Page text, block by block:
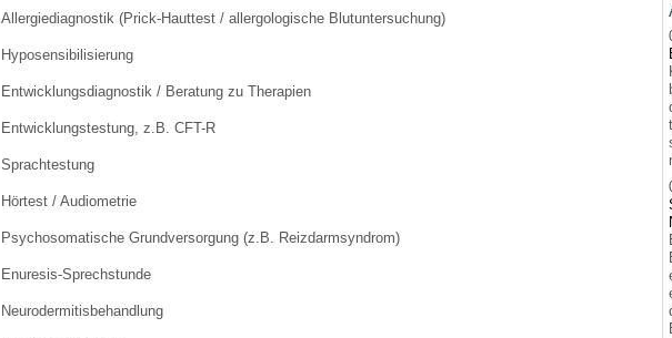
Allergiediagnostik (Prick-Hauttest / allergologische Blutuntersuchung)
Hyposensibilisierung
Entwicklungsdiagnostik / Beratung zu Therapien
Entwicklungstestung, z.B. CFT-R
Sprachtestung
Hörtest / Audiometrie
Psychosomatische Grundversorgung (z.B. Reizdarmsyndrom)
Enuresis-Sprechstunde
Neurodermitisbehandlung